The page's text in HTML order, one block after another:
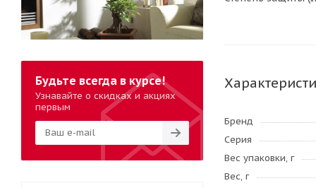
Бренд
Серия
Вес упаковки, г
Вес, г
Будьте всегда в курсе!
Узнавайте о скидках и акциях
первым